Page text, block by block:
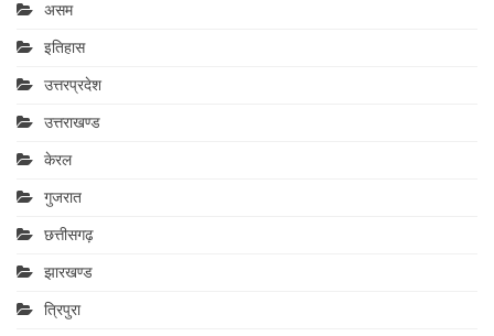
असम
इतिहास
उत्तरप्रदेश
उत्तराखण्ड
केरल
गुजरात
छत्तीसगढ़
झारखण्ड
त्रिपुरा